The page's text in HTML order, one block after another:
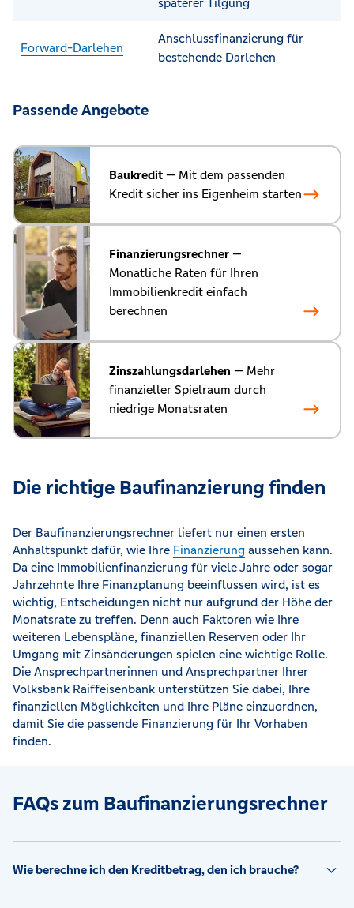
Forward-Darlehen
Anschlussfinanzierung für
bestehende Darlehen
Passende Angebote
Baukredit — Mit dem passenden
Kredit sicher ins Eigenheim starten
Finanzierungsrechner —
Monatliche Raten für Ihren
Immobilienkredit einfach
berechnen
Zinszahlungsdarlehen — Mehr
finanzieller Spielraum durch
niedrige Monatsraten
Die richtige Baufinanzierung finden
Der Baufinanzierungsrechner liefert nur einen ersten
Anhaltspunkt dafür, wie Ihre Finanzierung aussehen kann.
Da eine Immobilienfinanzierung für viele Jahre oder sogar
Jahrzehnte Ihre Finanzplanung beeinflussen wird, ist es
wichtig, Entscheidungen nicht nur aufgrund der Höhe der
Monatsrate zu treffen. Denn auch Faktoren wie Ihre
weiteren Lebenspläne, finanziellen Reserven oder Ihr
Umgang mit Zinsänderungen spielen eine wichtige Rolle.
Die Ansprechpartnerinnen und Ansprechpartner Ihrer
Volksbank Raiffeisenbank unterstützen Sie dabei, Ihre
finanziellen Möglichkeiten und Ihre Pläne einzuordnen,
damit Sie die passende Finanzierung für Ihr Vorhaben
finden.
FAQs zum Baufinanzierungsrechner
Wie berechne ich den Kreditbetrag, den ich brauche?